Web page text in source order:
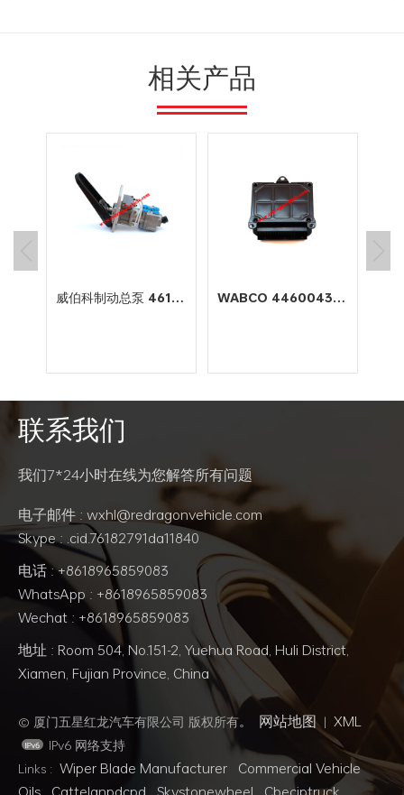
相关产品
需
接
。
充
威伯科制动总泵 4613180710
阅读更多
WABCO 4460043200 电子控制单元 Ecu Engine Automotive Working
联系我们
我们7*24小时在线为您解答所有问题
电子邮件 : wxhl@redragonvehicle.com
Skype : .cid.76182791da11840
电话 : +8618965859083
WhatsApp : +8618965859083
Wechat : +8618965859083
地址 : Room 504, No.151-2, Yuehua Road, Huli District,
Xiamen, Fujian Province, China
© 厦门五星红龙汽车有限公司 版权所有。 网站地图 | XML
IPv6 网络支持
Links : Wiper Blade Manufacturer Commercial Vehicle